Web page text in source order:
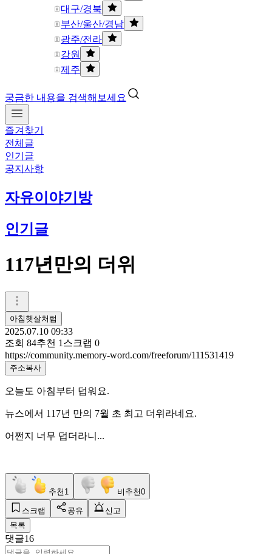
대구/경북
부산/울산/경남
광주/전라
강원
제주
궁금한 내용을 검색해보세요
즐겨찾기
전체글
인기글
공지사항
자유이야기방
인기글
117년만의 더위
아침햇살처럼
2025.07.10 09:33
조회 84추천 1 스크랩 0
https://community.memory-word.com/freeforum/111531419
주소복사
오늘도 아침부터 덥워요.
뉴스에서 117년 만의 7월 초 최고 더위라네요.
어쩐지 너무 덥더라니...
추천 1 비추천0
스크랩 공유
신고
목록
댓글16